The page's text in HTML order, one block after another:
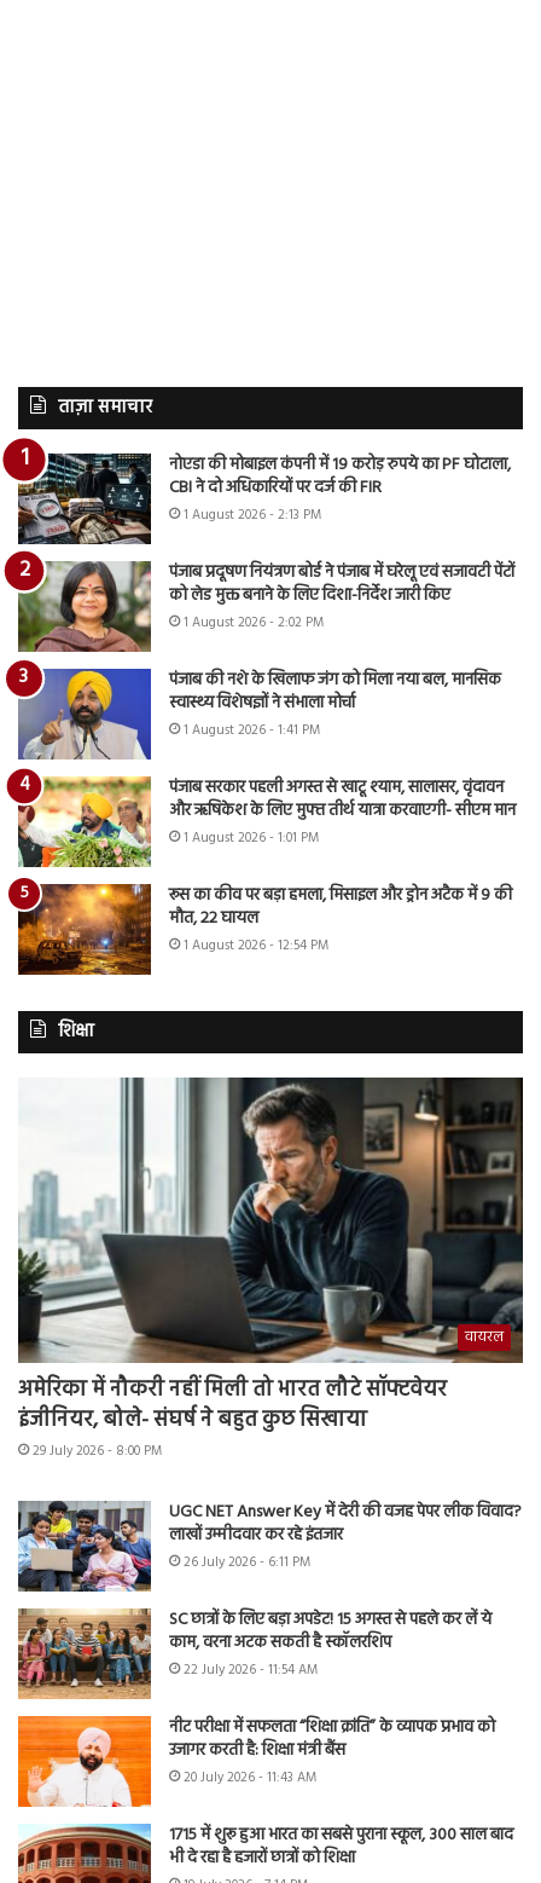
ताज़ा समाचार
नोएडा की मोबाइल कंपनी में 19 करोड़ रुपये का PF घोटाला,
CBI ने दो अधिकारियों पर दर्ज की FIR
1 August 2026 - 2:13 PM
पंजाब प्रदूषण नियंत्रण बोर्ड ने पंजाब में घरेलू एवं सजावटी पेंटों
को लेड मुक्त बनाने के लिए दिशा-निर्देश जारी किए
1 August 2026 - 2:02 PM
पंजाब की नशे के खिलाफ जंग को मिला नया बल, मानसिक
स्वास्थ्य विशेषज्ञों ने संभाला मोर्चा
1 August 2026 - 1:41 PM
पंजाब सरकार पहली अगस्त से खाटू श्याम, सालासर, वृंदावन
और ऋषिकेश के लिए मुफ्त तीर्थ यात्रा करवाएगी- सीएम मान
1 August 2026 - 1:01 PM
रूस का कीव पर बड़ा हमला, मिसाइल और ड्रोन अटैक में 9 की
मौत, 22 घायल
1 August 2026 - 12:54 PM
शिक्षा
वायरल
अमेरिका में नौकरी नहीं मिली तो भारत लौटे सॉफ्टवेयर
इंजीनियर, बोले- संघर्ष ने बहुत कुछ सिखाया
29 July 2026 - 8:00 PM
UGC NET Answer Key में देरी की वजह पेपर लीक विवाद?
लाखों उम्मीदवार कर रहे इंतजार
26 July 2026 - 6:11 PM
SC छात्रों के लिए बड़ा अपडेट! 15 अगस्त से पहले कर लें ये
काम, वरना अटक सकती है स्कॉलरशिप
22 July 2026 - 11:54 AM
नीट परीक्षा में सफलता “शिक्षा क्रांति” के व्यापक प्रभाव को
उजागर करती है: शिक्षा मंत्री बैंस
20 July 2026 - 11:43 AM
1715 में शुरू हुआ भारत का सबसे पुराना स्कूल, 300 साल बाद
भी दे रहा है हजारों छात्रों को शिक्षा